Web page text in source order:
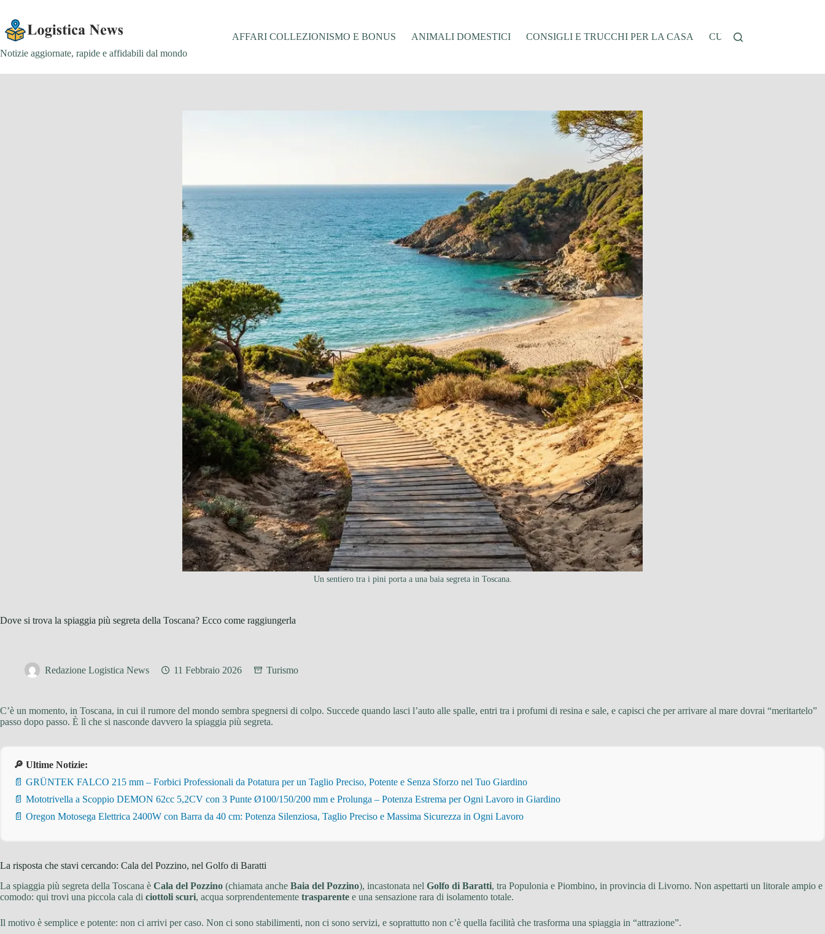
contenuto
Notizie aggiornate, rapide e affidabili dal mondo
AFFARI COLLEZIONISMO E BONUS ANIMALI DOMESTICI CONSIGLI E TRUCCHI PER LA CASA CUCINA E RICETTE
Un sentiero tra i pini porta a una baia segreta in Toscana.
Dove si trova la spiaggia più segreta della Toscana? Ecco come raggiungerla
Redazione Logistica News 11 Febbraio 2026 Turismo
C’è un momento, in Toscana, in cui il rumore del mondo sembra spegnersi di colpo. Succede quando lasci l’auto alle spalle, entri tra i profumi di resina e sale, e capisci che per arrivare al mare dovrai “meritartelo”
passo dopo passo. È lì che si nasconde davvero la spiaggia più segreta.
🔎 Ultime Notizie:
📄 GRÜNTEK FALCO 215 mm – Forbici Professionali da Potatura per un Taglio Preciso, Potente e Senza Sforzo nel Tuo Giardino
📄 Mototrivella a Scoppio DEMON 62cc 5,2CV con 3 Punte Ø100/150/200 mm e Prolunga – Potenza Estrema per Ogni Lavoro in Giardino
📄 Oregon Motosega Elettrica 2400W con Barra da 40 cm: Potenza Silenziosa, Taglio Preciso e Massima Sicurezza in Ogni Lavoro
La risposta che stavi cercando: Cala del Pozzino, nel Golfo di Baratti
La spiaggia più segreta della Toscana è Cala del Pozzino (chiamata anche Baia del Pozzino), incastonata nel Golfo di Baratti, tra Populonia e Piombino, in provincia di Livorno. Non aspettarti un litorale ampio e
comodo: qui trovi una piccola cala di ciottoli scuri, acqua sorprendentemente trasparente e una sensazione rara di isolamento totale.
Il motivo è semplice e potente: non ci arrivi per caso. Non ci sono stabilimenti, non ci sono servizi, e soprattutto non c’è quella facilità che trasforma una spiaggia in “attrazione”.